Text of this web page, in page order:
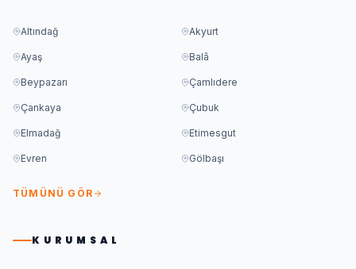
Altındağ Akyurt
Ayaş Balâ
Beypazarı Çamlıdere
Çankaya Çubuk
Elmadağ Etimesgut
Evren Gölbaşı
TÜMÜNÜ GÖR
KURUMSAL